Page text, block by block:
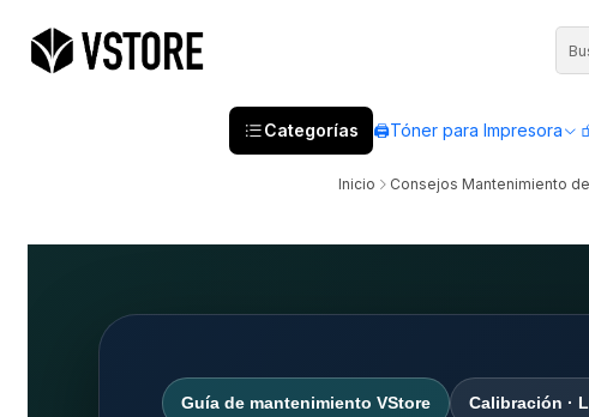
Categorías 🖨️Tóner para Impresora
Inicio Consejos Mantenimiento
Guía de mantenimiento VStore Calibración ·